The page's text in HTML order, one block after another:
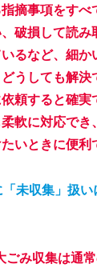
摘事項をすべ
破損して読み
るなど、細か
うしても解決
頼すると確実
軟に対応でき
いときに便利
未収集」扱い
み収集は通